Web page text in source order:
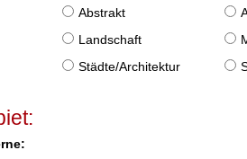
Abstrakt
Landschaft
Städte/Architektur